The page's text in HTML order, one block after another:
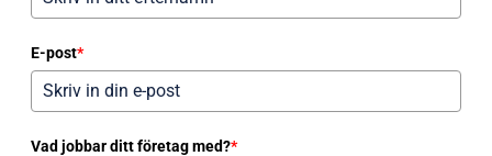
E-post*
Vad jobbar ditt företag med?*